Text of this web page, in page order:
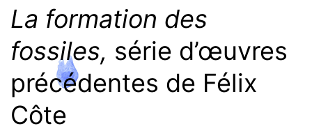
La formation des
fossiles, série d’œuvres
précédentes de Félix
Côte